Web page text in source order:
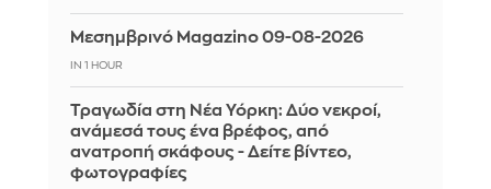
Μεσημβρινό Magazino 09-08-2026
IN 1 HOUR
Τραγωδία στη Νέα Υόρκη: Δύο νεκροί,
ανάμεσά τους ένα βρέφος, από
ανατροπή σκάφους - Δείτε βίντεο,
φωτογραφίες